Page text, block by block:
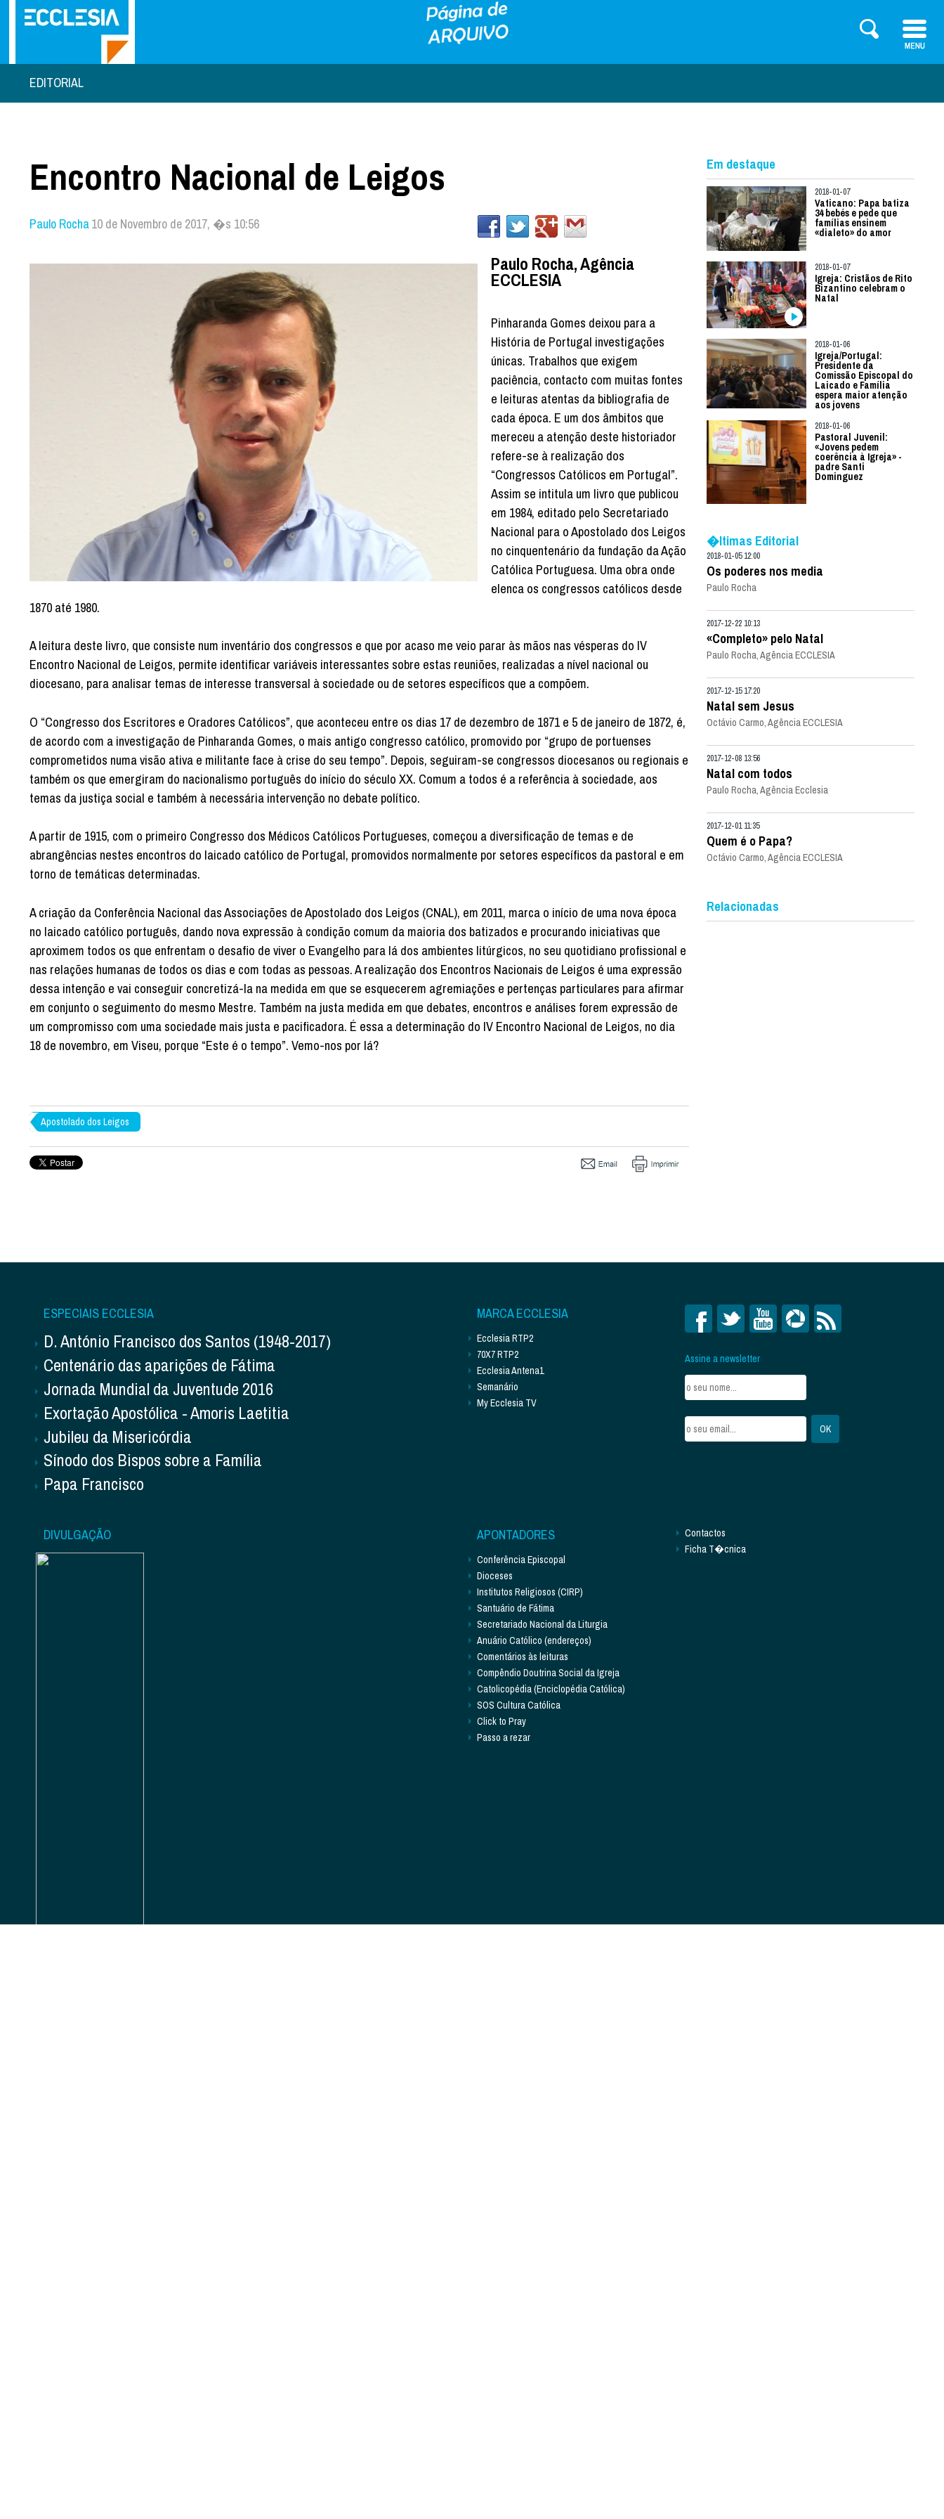
EDITORIAL
Encontro Nacional de Leigos
Paulo Rocha10 de Novembro de 2017, �s 10:56
Paulo Rocha, Agência
ECCLESIA
Pinharanda Gomes deixou para a
História de Portugal investigações
únicas. Trabalhos que exigem
paciência, contacto com muitas fontes
e leituras atentas da bibliografia de
cada época. E um dos âmbitos que
mereceu a atenção deste historiador
refere-se à realização dos
“Congressos Católicos em Portugal”.
Assim se intitula um livro que publicou
em 1984, editado pelo Secretariado
Nacional para o Apostolado dos Leigos
no cinquentenário da fundação da Ação
Católica Portuguesa. Uma obra onde
elenca os congressos católicos desde
1870 até 1980.
A leitura deste livro, que consiste num inventário dos congressos e que por acaso me veio parar às mãos nas vésperas do IV
Encontro Nacional de Leigos, permite identificar variáveis interessantes sobre estas reuniões, realizadas a nível nacional ou
diocesano, para analisar temas de interesse transversal à sociedade ou de setores específicos que a compõem.
O “Congresso dos Escritores e Oradores Católicos”, que aconteceu entre os dias 17 de dezembro de 1871 e 5 de janeiro de 1872, é,
de acordo com a investigação de Pinharanda Gomes, o mais antigo congresso católico, promovido por “grupo de portuenses
comprometidos numa visão ativa e militante face à crise do seu tempo”. Depois, seguiram-se congressos diocesanos ou regionais e
também os que emergiram do nacionalismo português do início do século XX. Comum a todos é a referência à sociedade, aos
temas da justiça social e também à necessária intervenção no debate político.
A partir de 1915, com o primeiro Congresso dos Médicos Católicos Portugueses, começou a diversificação de temas e de
abrangências nestes encontros do laicado católico de Portugal, promovidos normalmente por setores específicos da pastoral e em
torno de temáticas determinadas.
A criação da Conferência Nacional das Associações de Apostolado dos Leigos (CNAL), em 2011, marca o início de uma nova época
no laicado católico português, dando nova expressão à condição comum da maioria dos batizados e procurando iniciativas que
aproximem todos os que enfrentam o desafio de viver o Evangelho para lá dos ambientes litúrgicos, no seu quotidiano profissional e
nas relações humanas de todos os dias e com todas as pessoas. A realização dos Encontros Nacionais de Leigos é uma expressão
dessa intenção e vai conseguir concretizá-la na medida em que se esquecerem agremiações e pertenças particulares para afirmar
em conjunto o seguimento do mesmo Mestre. Também na justa medida em que debates, encontros e análises forem expressão de
um compromisso com uma sociedade mais justa e pacificadora. É essa a determinação do IV Encontro Nacional de Leigos, no dia
18 de novembro, em Viseu, porque “Este é o tempo”. Vemo-nos por lá?
Apostolado dos Leigos
Em destaque
2018-01-07
Vaticano: Papa batiza
34 bebés e pede que
famílias ensinem
«dialeto» do amor
2018-01-07
Igreja: Cristãos de Rito
Bizantino celebram o
Natal
2018-01-06
Igreja/Portugal:
Presidente da
Comissão Episcopal do
Laicado e Família
espera maior atenção
aos jovens
2018-01-06
Pastoral Juvenil:
«Jovens pedem
coerência à Igreja» -
padre Santi
Dominguez
�ltimas Editorial
2018-01-05 12:00
Os poderes nos media
Paulo Rocha
2017-12-22 10:13
«Completo» pelo Natal
Paulo Rocha, Agência ECCLESIA
2017-12-15 17:20
Natal sem Jesus
Octávio Carmo, Agência ECCLESIA
2017-12-08 13:56
Natal com todos
Paulo Rocha, Agência Ecclesia
2017-12-01 11:35
Quem é o Papa?
Octávio Carmo, Agência ECCLESIA
Relacionadas
ESPECIAIS ECCLESIA
D. António Francisco dos Santos (1948-2017)
Centenário das aparições de Fátima
Jornada Mundial da Juventude 2016
Exortação Apostólica - Amoris Laetitia
Jubileu da Misericórdia
Sínodo dos Bispos sobre a Família
Papa Francisco
MARCA ECCLESIA
Ecclesia RTP2
70X7 RTP2
Ecclesia Antena1
Semanário
My Ecclesia TV
Assine a newsletter
DIVULGAÇÃO APONTADORES
Conferência Episcopal
Dioceses
Institutos Religiosos (CIRP)
Santuário de Fátima
Secretariado Nacional da Liturgia
Anuário Católico (endereços)
Comentários às leituras
Compêndio Doutrina Social da Igreja
Catolicopédia (Enciclopédia Católica)
SOS Cultura Católica
Click to Pray
Passo a rezar
Contactos
Ficha T�cnica